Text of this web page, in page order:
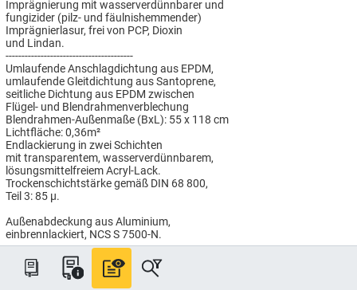
Imprägnierung mit wasserverdünnbarer und
fungizider (pilz- und fäulnishemmender)
Imprägnierlasur, frei von PCP, Dioxin
und Lindan.
----------------------------------------
Umlaufende Anschlagdichtung aus EPDM,
umlaufende Gleitdichtung aus Santoprene,
seitliche Dichtung aus EPDM zwischen
Flügel- und Blendrahmenverblechung
Blendrahmen-Außenmaße (BxL): 55 x 118 cm
Lichtfläche: 0,36m²
Endlackierung in zwei Schichten
mit transparentem, wasserverdünnbarem,
lösungsmittelfreiem Acryl-Lack.
Trockenschichtstärke gemäß DIN 68 800,
Teil 3: 85 µ.
Außenabdeckung aus Aluminium,
einbrennlackiert, NCS S 7500-N.
----------------------------------------
ENERGIE PLUS Verglasung
Passivhaus tauglich, für besonders
hohen Wärmeschutz: Uw = 1,0 W/(m²K),